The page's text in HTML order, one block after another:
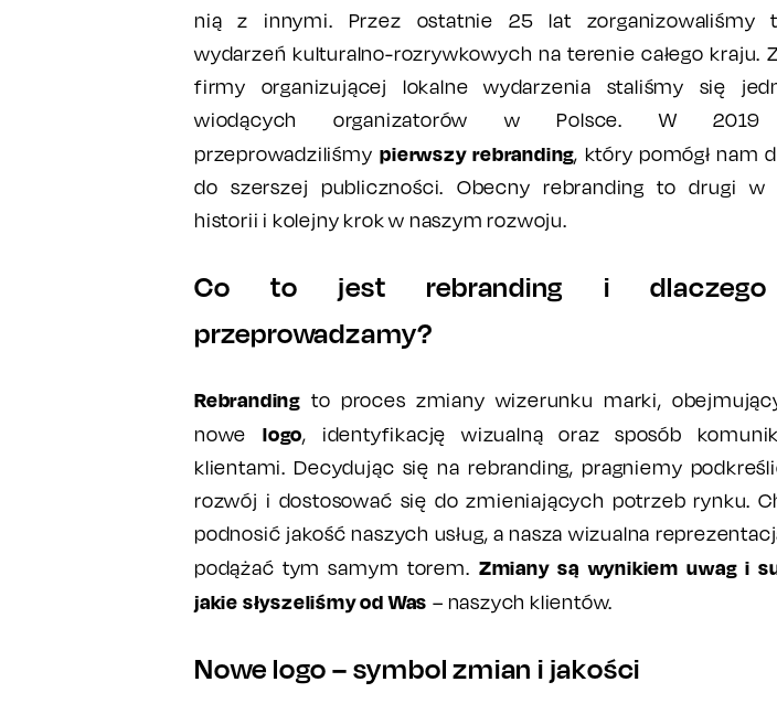
nią z innymi. Przez ostatnie 25 lat zorganizowaliśmy
wydarzeń kulturalno-rozrywkowych na terenie całego kraju.
firmy organizującej lokalne wydarzenia staliśmy się
wiodących organizatorów w Polsce. W 2019
przeprowadziliśmypierwszy rebranding, który pomógł nam
do szerszej publiczności. Obecny rebranding to drugi w
historii i kolejny krok w naszym rozwoju.
Co to jest rebranding i
przeprowadzamy?
Rebranding to proces zmiany wizerunku marki,
nowe logo, identyfikację wizualną oraz sposób
klientami. Decydując się na rebranding, pragniemy
rozwój i dostosować się do zmieniających potrzeb rynku.
podnosić jakość naszych usług, a nasza wizualna
podążać tym samym torem. Zmiany są wynikiem uwag i
jakie słyszeliśmy od Was – naszych klientów.
Nowe logo – symbol zmian i jakości